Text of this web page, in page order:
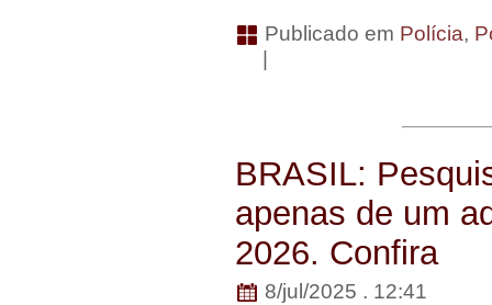
Publicado em Polícia,
BRASIL:
apenas de um
2026. Confira
8/jul/2025 . 12:41